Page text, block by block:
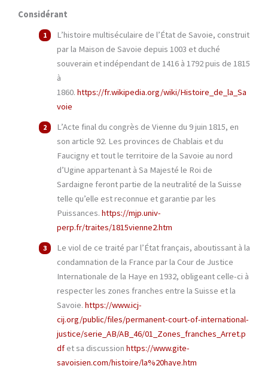
Considérant
L’histoire multiséculaire de l’État de Savoie, construit
par la Maison de Savoie depuis 1003 et duché
souverain et indépendant de 1416 à 1792 puis de 1815
à
1860. https://fr.wikipedia.org/wiki/Histoire_de_la_Sa
voie
L’Acte final du congrès de Vienne du 9 juin 1815, en
son article 92. Les provinces de Chablais et du
Faucigny et tout le territoire de la Savoie au nord
d’Ugine appartenant à Sa Majesté le Roi de
Sardaigne feront partie de la neutralité de la Suisse
telle qu’elle est reconnue et garantie par les
Puissances. https://mjp.univ-
perp.fr/traites/1815vienne2.htm
Le viol de ce traité par l’État français, aboutissant à la
condamnation de la France par la Cour de Justice
Internationale de la Haye en 1932, obligeant celle-ci à
respecter les zones franches entre la Suisse et la
Savoie. https://www.icj-
cij.org/public/files/permanent-court-of-international-
justice/serie_AB/AB_46/01_Zones_franches_Arret.p
dfet sa discussion https://www.gite-
savoisien.com/histoire/la%20haye.htm